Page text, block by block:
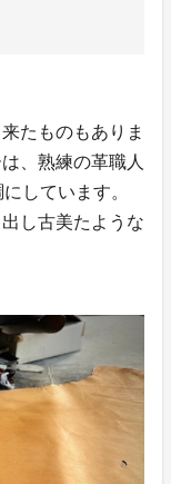
たものもありま
、熟練の革職人
しています。
し古美たような